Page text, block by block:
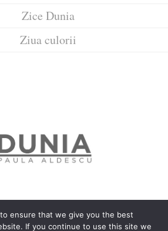
Zice Dunia
Ziua culorii
ensure that we give you the best
If you continue to use this site we